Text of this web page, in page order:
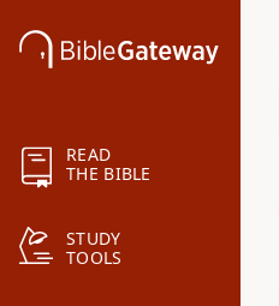
READ
THE BIBLE
STUDY
TOOLS